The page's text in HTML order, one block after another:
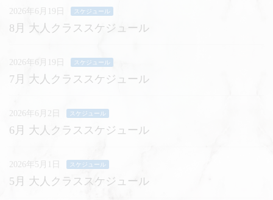
2026年6月19日 スケジュール
8月 大人クラススケジュール
2026年6月19日 スケジュール
7月 大人クラススケジュール
2026年6月2日 スケジュール
6月 大人クラススケジュール
2026年5月1日 スケジュール
5月 大人クラススケジュール